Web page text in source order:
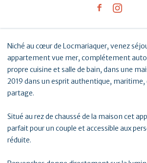
Niché au cœur de Locmariaquer, venez
appartement vue mer, complétement
propre cuisine et salle de bain, dans une
2019 dans un esprit authentique, maritime,
partage.
Situé au rez de chaussé de la maison cet
parfait pour un couple et accessible aux
réduite.